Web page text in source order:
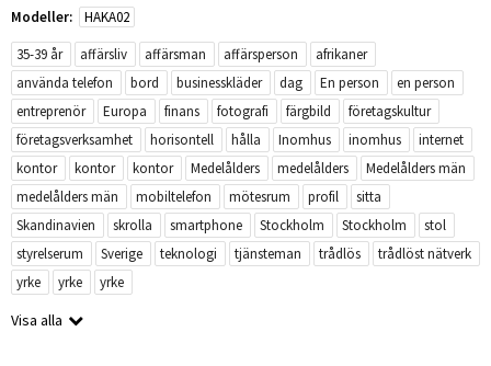
Modeller:
HAKA02
35-39 år
affärsliv affärsman affärsperson
afrikaner
använda telefon
bord businesskläder dag En person
en person
entreprenör
Europa finans fotografi färgbild
företagskultur
företagsverksamhet
horisontell hålla Inomhus inomhus
internet
kontor
kontor kontor Medelålders medelålders
Medelålders män
medelålders män
mobiltelefon mötesrum profil
sitta
Skandinavien
skrolla smartphone Stockholm Stockholm
stol
styrelserum
Sverige teknologi tjänsteman trådlös
trådlöst nätverk
yrke
yrke yrke
Visa alla